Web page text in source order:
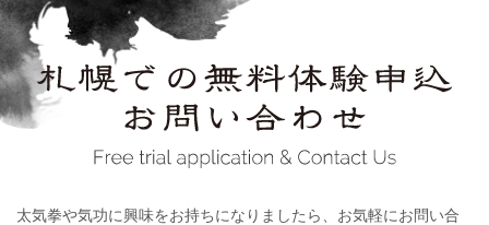
太気拳や気功に興味をお持ちになりましたら、お気軽にお問い合